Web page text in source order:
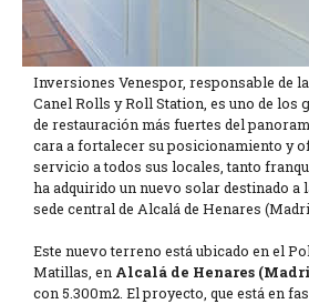
Inversiones Venespor, responsable de
Canel Rolls y Roll Station, es uno de los
de restauración más fuertes del
cara a fortalecer su posicionamiento y
servicio a todos sus locales, tanto
ha adquirido un nuevo solar destinado a
sede central de Alcalá de Henares
Este nuevo terreno está ubicado en el
Matillas, en Alcalá de Henares
con 5.300m2. El proyecto, que está en